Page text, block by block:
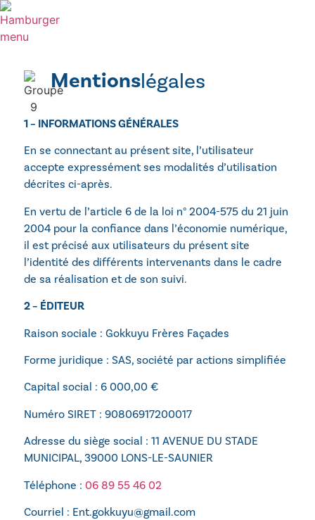
Mentionslégales
1 – INFORMATIONS GÉNÉRALES
En se connectant au présent site, l’utilisateur
accepte expressément ses modalités d’utilisation
décrites ci-après.
En vertu de l’article 6 de la loi n° 2004-575 du 21 juin
2004 pour la confiance dans l’économie numérique,
il est précisé aux utilisateurs du présent site
l’identité des différents intervenants dans le cadre
de sa réalisation et de son suivi.
2 – ÉDITEUR
Raison sociale : Gokkuyu Frères Façades
Forme juridique : SAS, société par actions simplifiée
Capital social : 6 000,00 €
Numéro SIRET : 90806917200017
Adresse du siège social : 11 AVENUE DU STADE
MUNICIPAL, 39000 LONS-LE-SAUNIER
Téléphone : 06 89 55 46 02
Courriel : Ent.gokkuyu@gmail.com